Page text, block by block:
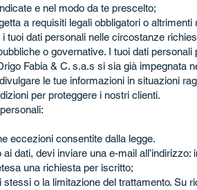
e nel modo da te prescelto;
requisiti legali obbligatori o altrimenti
tuoi dati personali nelle circostanze
o governative. I tuoi dati
Fabia & C. s.a.s si sia già impegnata
le tue informazioni in situazioni
per proteggere i nostri clienti.
eccezioni consentite dalla legge.
dati, devi inviare una e-mail all’indirizzo:
una richiesta per iscritto;
o la limitazione del trattamento. Su